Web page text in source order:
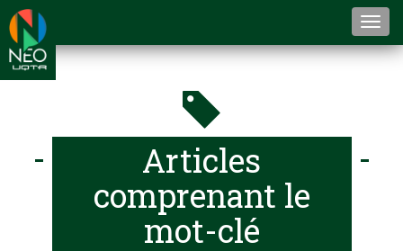
Articles
comprenant le
mot-clé